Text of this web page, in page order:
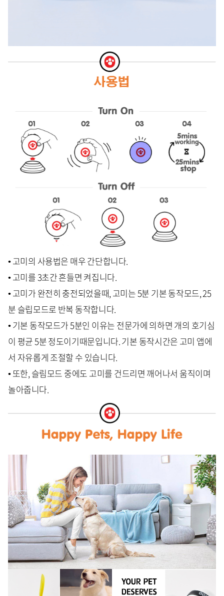
• 고미의 사용법은 매우 간단합니다.
• 고미를 3초간 흔들면 켜집니다.
• 고미가 완전히 충전되었을때, 고미는 5분 기본 동작모드, 25
분 슬립모드로 반복 동작합니다.
• 기본 동작모드가 5분인 이유는 전문가에 의하면 개의 호기심
이 평균 5분 정도이기때문입니다. 기본 동작시간은 고미 앱에
서 자유롭게 조절할 수 있습니다.
• 또한, 슬림모드 중에도 고미를 건드리면 깨어나서 움직이며
놀아줍니다.